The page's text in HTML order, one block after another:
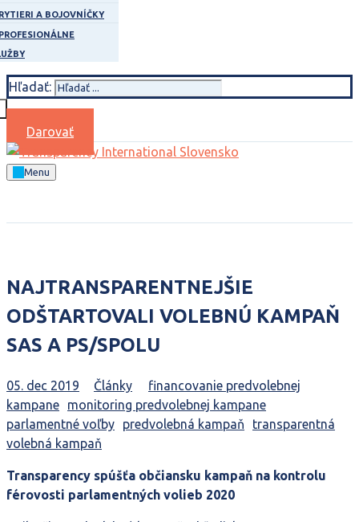
A BOJOVNÍČKY
Hľadať:
Darovať
Menu
NAJTRANSPARENTNEJŠIE
ODŠTARTOVALI VOLEBNÚ KAMPAŇ
SAS A PS/SPOLU
Články
financovanie predvolebnej
kampane
monitoring predvolebnej kampane
parlamentné voľby
predvolebná kampaň
transparentná
volebná kampaň
Transparency spúšťa občiansku kampaň na kontrolu
férovosti parlamentných volieb 2020